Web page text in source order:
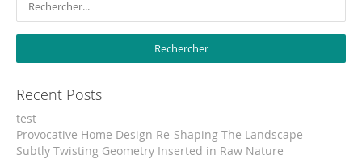
Recent Posts
test
Provocative Home Design Re-Shaping The Landscape
Subtly Twisting Geometry Inserted in Raw Nature